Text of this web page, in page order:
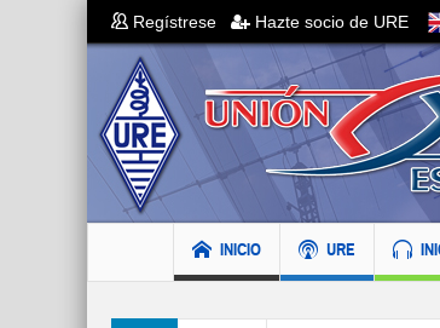
Regístrese Hazte socio de URE
INICIO URE